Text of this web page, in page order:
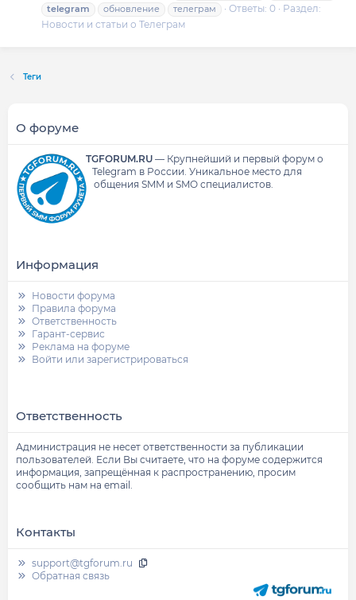
telegram
обновление телеграм Ответы: 0
Раздел:
Новости и статьи о Телеграм
Теги
О форуме
TGFORUM.RU— Крупнейший и первый форум о
Telegram в России. Уникальное место для
общения SMM и SMO специалистов.
Информация
Новости форума
Правила форума
Ответственность
Гарант-сервис
Реклама на форуме
Войти или зарегистрироваться
Ответственность
Администрация не несет ответственности за публикации
пользователей. Если Вы считаете, что на форуме содержится
информация, запрещённая к распространению, просим
сообщить нам на email.
Контакты
support@tgforum.ru
Обратная связь